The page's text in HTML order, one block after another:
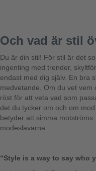
Och vad är stil
Du är din stil! För stil är det
ingenting med trender,
endast med dig själv. En bra
medvetande. Om du vet
röst för att veta vad som
det du tycker om och om
betyder att simma
modeslavarna.
“Style is a way to say who